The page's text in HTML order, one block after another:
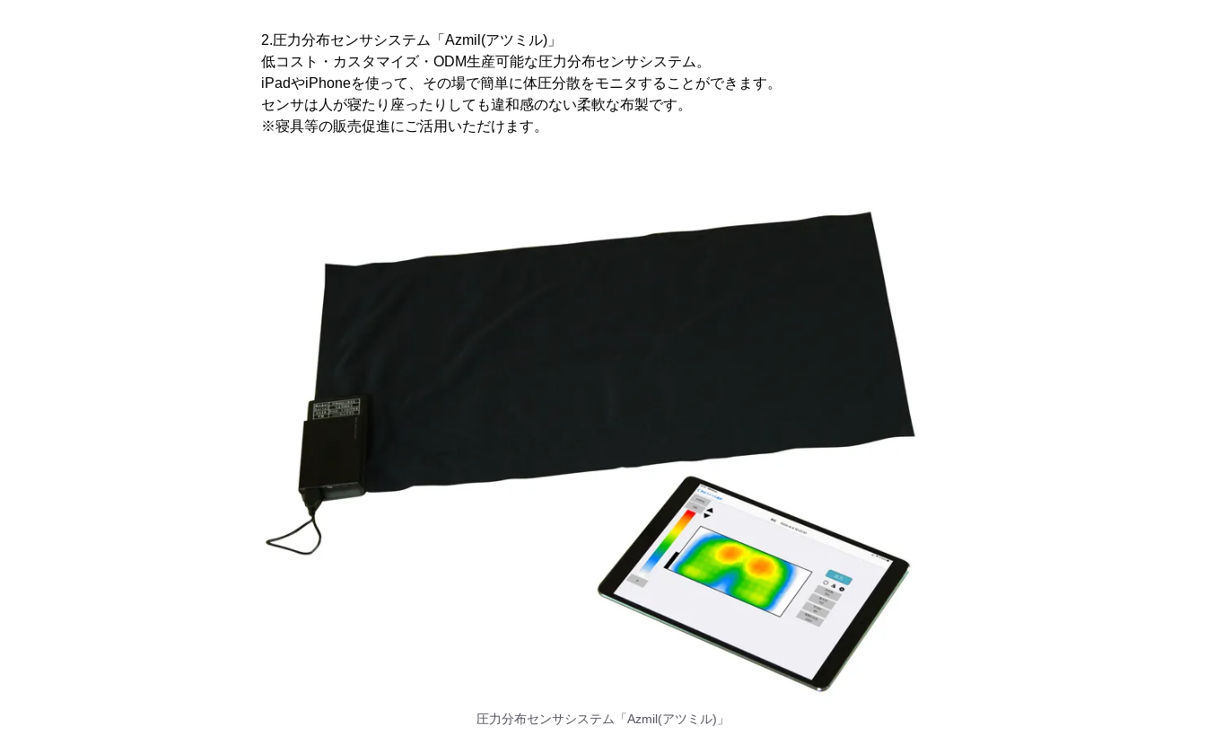
2.圧力分布センサシステム「Azmil(アツミル)」
低コスト・カスタマイズ・ODM生産可能な圧力分布センサシステム。
iPadやiPhoneを使って、その場で簡単に体圧分散をモニタすることができます。
センサは人が寝たり座ったりしても違和感のない柔軟な布製です。
※寝具等の販売促進にご活用いただけます。
圧力分布センサシステム「Azmil(アツミル)」